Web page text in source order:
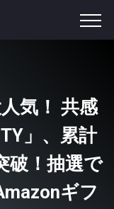
気！ 共感
」、累計
破！抽選で
ギフ